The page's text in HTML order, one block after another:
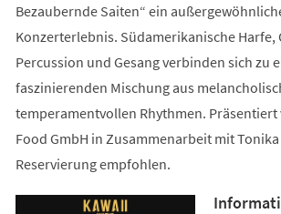
Bezaubernde Saiten“ ein
Konzerterlebnis. Südamerikanische Harfe,
Percussion und Gesang verbinden sich zu
faszinierenden Mischung aus
temperamentvollen Rhythmen. Präsentiert
Food GmbH in Zusammenarbeit mit
Reservierung empfohlen.